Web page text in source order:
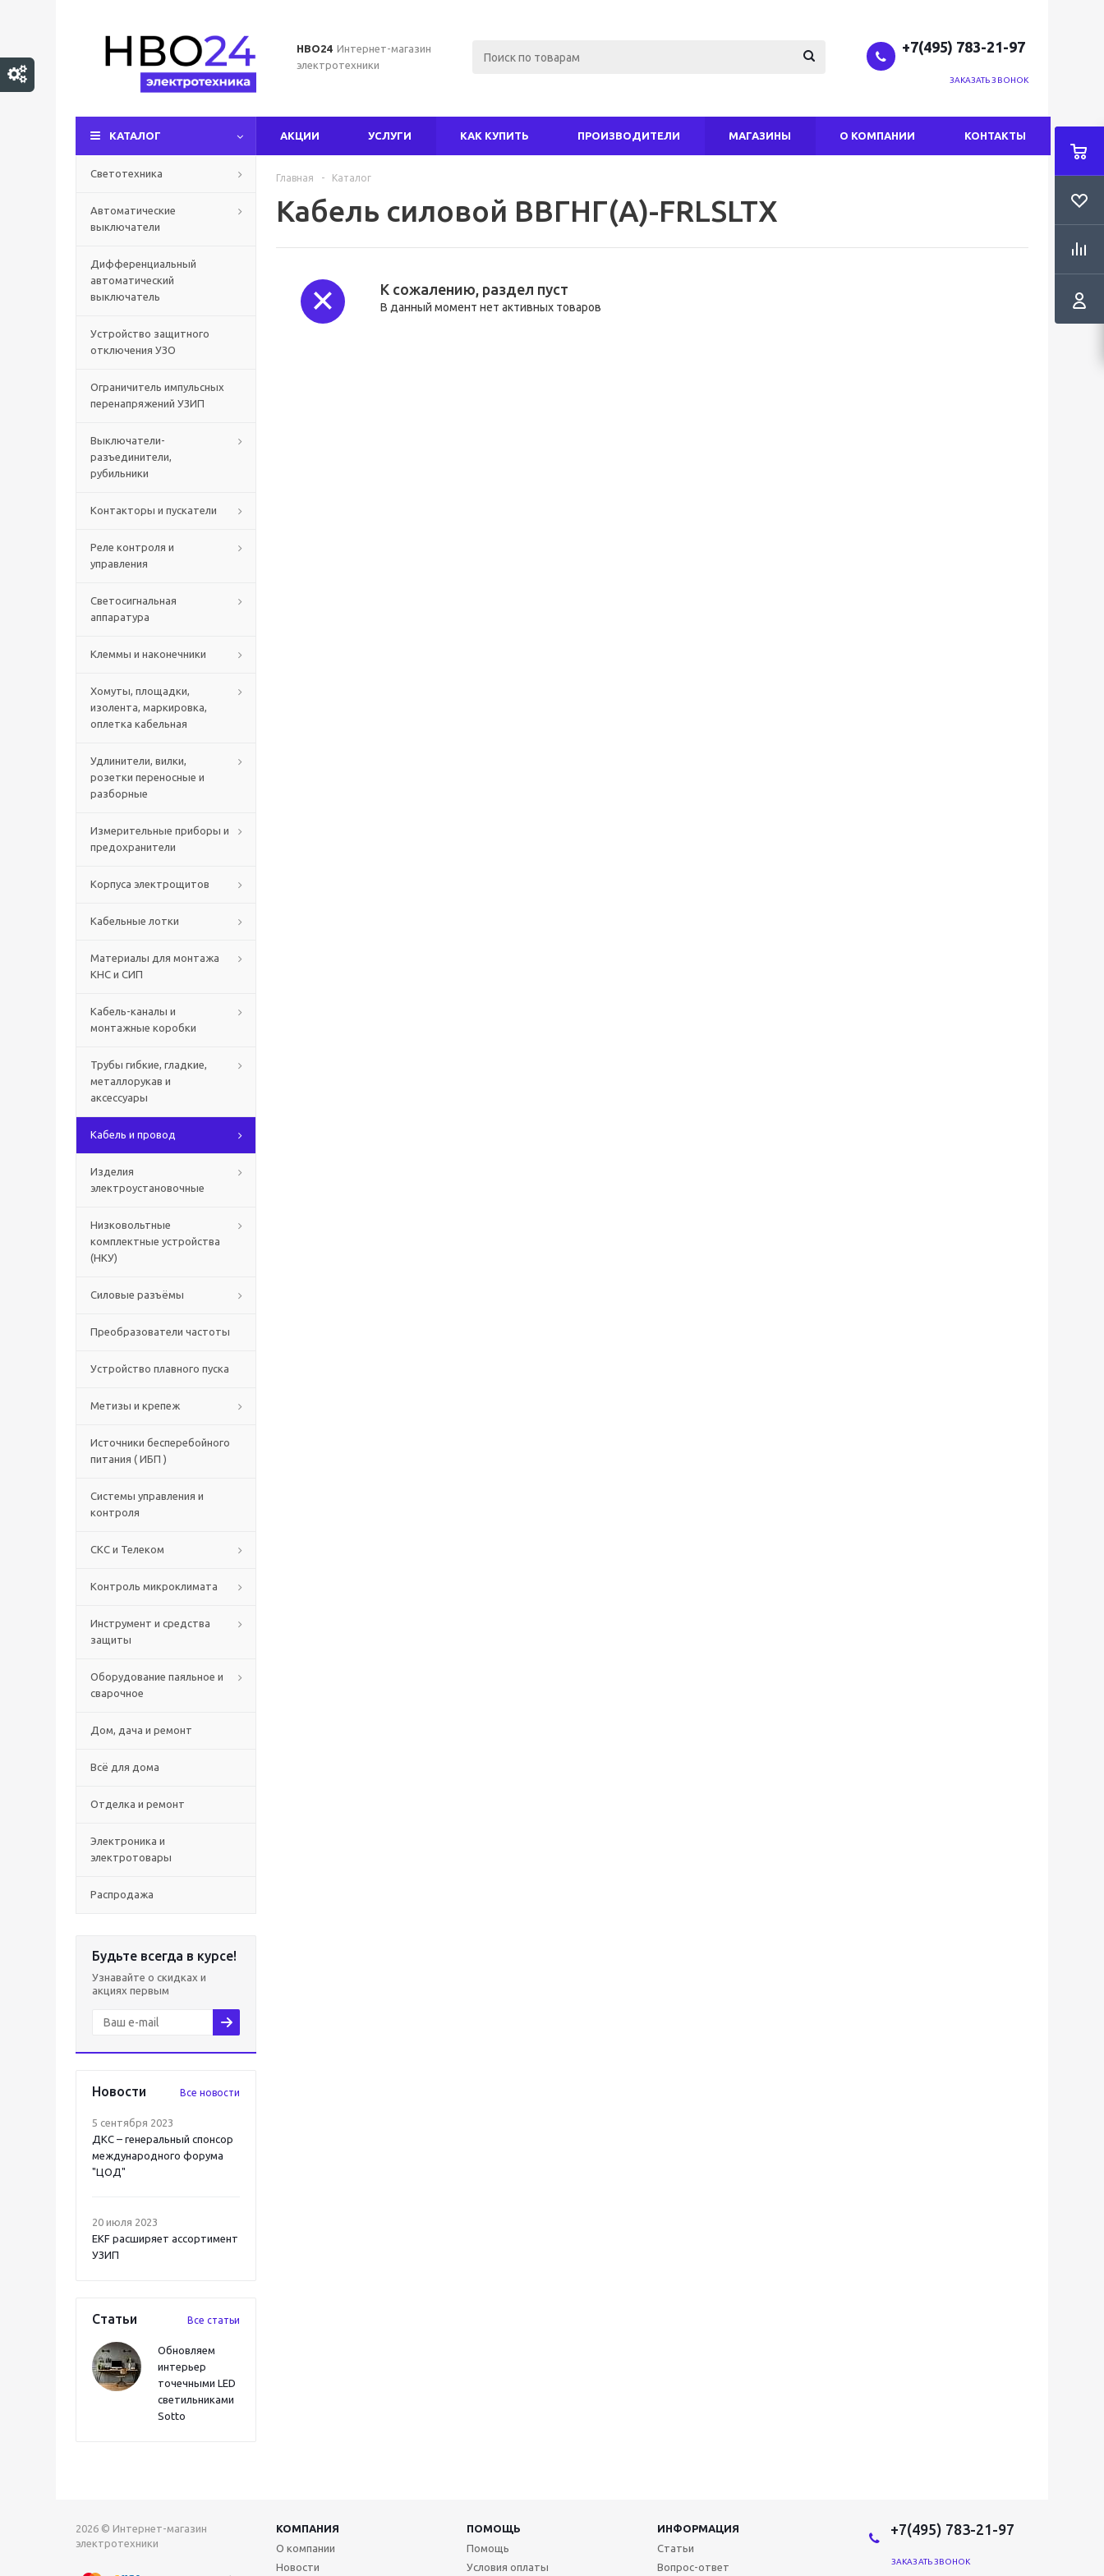
НВО24 Интернет-магазин
электротехники
+7(495) 783-21-97
ЗАКАЗАТЬ ЗВОНОК
КАТАЛОГ АКЦИИ УСЛУГИ КАК КУПИТЬ ПРОИЗВОДИТЕЛИ МАГАЗИНЫ О КОМПАНИИ КОНТАКТЫ
Светотехника
Автоматические
выключатели
Дифференциальный
автоматический
выключатель
Устройство защитного
отключения УЗО
Ограничитель импульсных
перенапряжений УЗИП
Выключатели-
разъединители,
рубильники
Контакторы и пускатели
Реле контроля и
управления
Светосигнальная
аппаратура
Клеммы и наконечники
Хомуты, площадки,
изолента, маркировка,
оплетка кабельная
Удлинители, вилки,
розетки переносные и
разборные
Измерительные приборы и
предохранители
Корпуса электрощитов
Кабельные лотки
Материалы для монтажа
КНС и СИП
Кабель-каналы и
монтажные коробки
Трубы гибкие, гладкие,
металлорукав и
аксессуары
Кабель и провод
Изделия
электроустановочные
Низковольтные
комплектные устройства
(НКУ)
Силовые разъёмы
Преобразователи частоты
Устройство плавного пуска
Метизы и крепеж
Источники бесперебойного
питания ( ИБП )
Системы управления и
контроля
СКС и Телеком
Контроль микроклимата
Инструмент и средства
защиты
Оборудование паяльное и
сварочное
Дом, дача и ремонт
Всё для дома
Отделка и ремонт
Электроника и
электротовары
Распродажа
Будьте всегда в курсе!
Узнавайте о скидках и
акциях первым
Новости Все новости
5 сентября 2023
ДКС – генеральный спонсор
международного форума
"ЦОД"
20 июля 2023
EKF расширяет ассортимент
УЗИП
Статьи Все статьи
Обновляем
интерьер
точечными LED
светильниками
Sotto
Главная - Каталог
Кабель силовой ВВГНГ(А)-FRLSLTX
К сожалению, раздел пуст
В данный момент нет активных товаров
2026 © Интернет-магазин
электротехники
КОМПАНИЯ ПОМОЩЬ
ИНФОРМАЦИЯ
О компании
Новости
Помощь
Условия оплаты
Статьи
Вопрос-ответ
+7(495) 783-21-97
ЗАКАЗАТЬ ЗВОНОК